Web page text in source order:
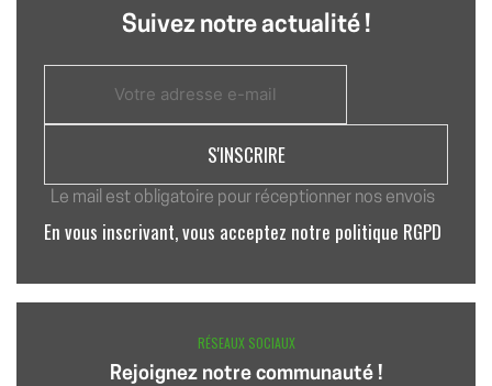
Suivez notre actualité !
Le mail est obligatoire pour réceptionner nos envois
En vous inscrivant, vous acceptez notre politique RGPD
RÉSEAUX SOCIAUX
Rejoignez notre communauté !